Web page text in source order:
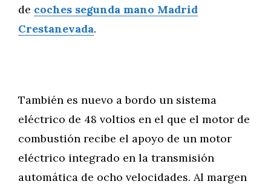
de coches segunda mano Madrid
Crestanevada.
También es nuevo a bordo un sistema
eléctrico de 48 voltios en el que el motor de
combustión recibe el apoyo de un motor
eléctrico integrado en la transmisión
automática de ocho velocidades. Al margen